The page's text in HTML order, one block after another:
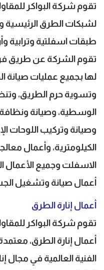
تقوم شركة البواكر
لشبكات الطرق الرئيسية
طبقات اسفلتية وترابية
تقوم الشركة عن طريق
لها بجميع عمليات
وتسوية حرم الطريق،
الوسطية، وصيانة
وصيانة وتركيب اللوحات
الكيلومترية، وأعمال
الاسفلت وجميع الأعمال
أعمال صيانة وتشغيل
أعمال إنارة الطرق
تقوم شركة البواكر
أعمال إنارة الطرق،
الفنية العالمية في مجال